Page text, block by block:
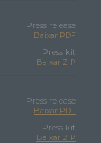
Press release
Baixar PDF
Press kit
Baixar ZIP
Press release
Baixar PDF
Press kit
Baixar ZIP